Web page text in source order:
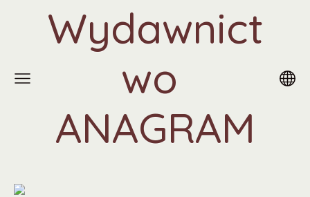
Wydawnict
wo
ANAGRAM